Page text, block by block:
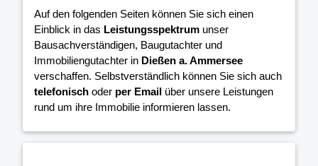
Auf den folgenden Seiten können Sie sich einen
Einblick in das Leistungsspektrum unser
Bausachverständigen, Baugutachter und
Immobiliengutachter in Dießen a. Ammersee
verschaffen. Selbstverständlich können Sie sich auch
telefonisch oder per Email über unsere Leistungen
rund um ihre Immobilie informieren lassen.